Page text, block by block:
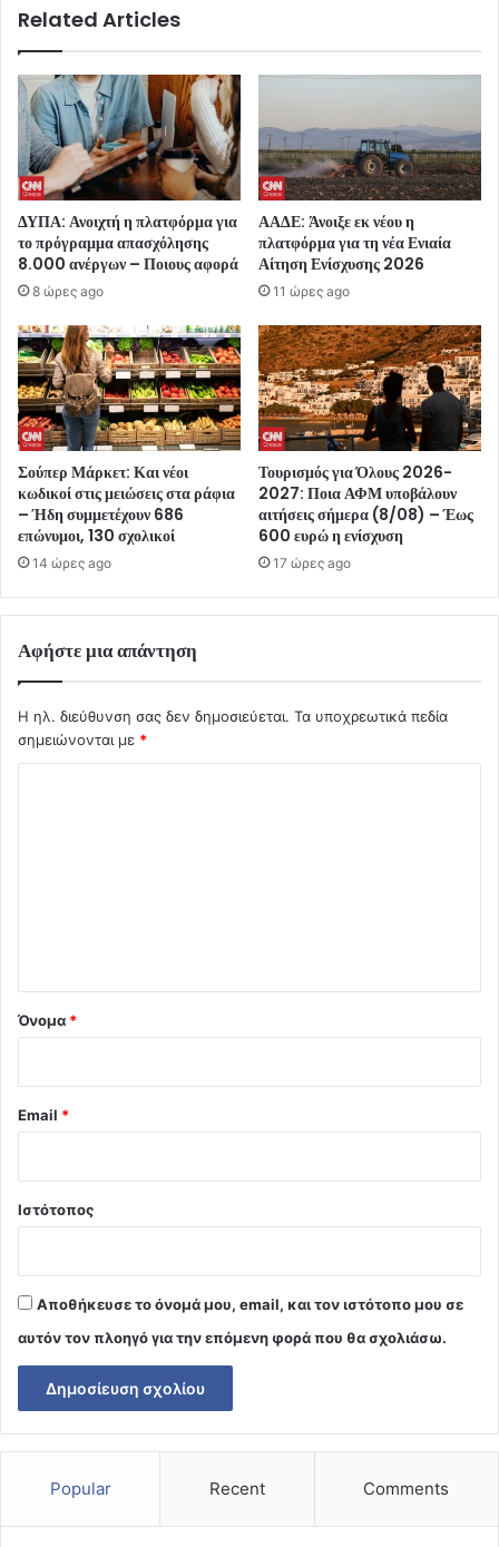
Related Articles
ΔΥΠΑ: Ανοιχτή η πλατφόρμα για
το πρόγραμμα απασχόλησης
8.000 ανέργων – Ποιους αφορά
8 ώρες ago
ΑΑΔΕ: Άνοιξε εκ νέου η
πλατφόρμα για τη νέα Ενιαία
Αίτηση Ενίσχυσης 2026
11 ώρες ago
Σούπερ Μάρκετ: Και νέοι
κωδικοί στις μειώσεις στα ράφια
– Ήδη συμμετέχουν 686
επώνυμοι, 130 σχολικοί
14 ώρες ago
Τουρισμός για Όλους 2026-
2027: Ποια ΑΦΜ υποβάλουν
αιτήσεις σήμερα (8/08) – Έως
600 ευρώ η ενίσχυση
17 ώρες ago
Αφήστε μια απάντηση
Η ηλ. διεύθυνση σας δεν δημοσιεύεται. Τα υποχρεωτικά πεδία
σημειώνονται με *
Όνομα *
Email *
Ιστότοπος
Αποθήκευσε το όνομά μου, email, και τον ιστότοπο μου σε
αυτόν τον πλοηγό για την επόμενη φορά που θα σχολιάσω.
Popular Recent Comments